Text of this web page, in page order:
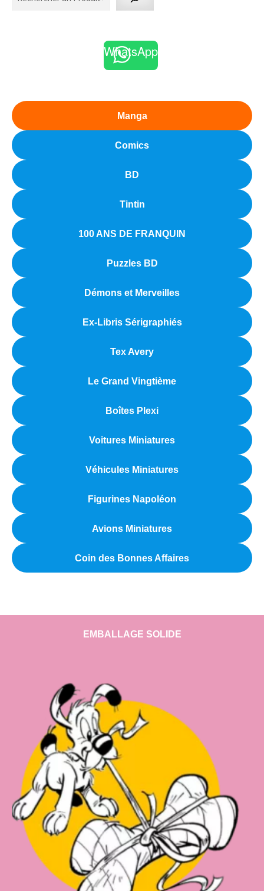
WhatsApp
Manga
Comics
BD
Tintin
100 ANS DE FRANQUIN
Puzzles BD
Démons et Merveilles
Ex-Libris Sérigraphiés
Tex Avery
Le Grand Vingtième
Boîtes Plexi
Voitures Miniatures
Véhicules Miniatures
Figurines Napoléon
Avions Miniatures
Coin des Bonnes Affaires
EMBALLAGE SOLIDE